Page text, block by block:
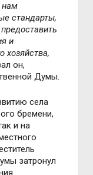
нам
стандарты,
и
хозяйства,
он,
Думы.
села
бремени,
и на
затронул